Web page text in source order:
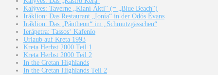
Kalýves: Taverne „Kianí Ákti“ (= „Blue Beach“)
Iráklion: Das Restaurant „Ionía“ in der Odós Évans
Iráklion: Das „Pántheon“ im „Schmutzgässchen“
Ierápetra: Tassos‘ Kafenío
Urlaub auf Kreta 1993
Kreta Herbst 2000 Teil 1
Kreta Herbst 2000 Teil 2
In the Cretan Highlands
In the Cretan Highlands Teil 2